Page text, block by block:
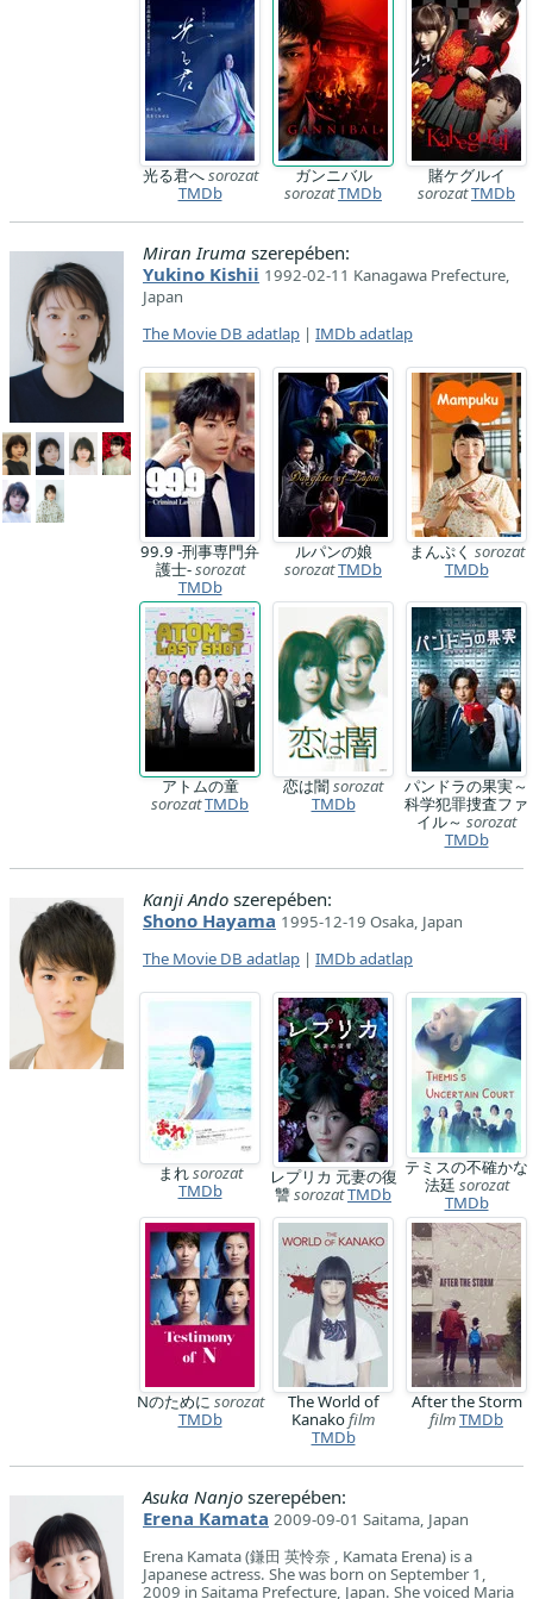
光る君へsorozat
TMDb
ガンニバル
sorozatTMDb
賭ケグルイ
sorozatTMDb
Miran Iruma szerepében:
Yukino Kishii 1992-02-11 Kanagawa Prefecture,
Japan
The Movie DB adatlap | IMDb adatlap
99.9 -刑事専門弁
護士-sorozat
TMDb
ルパンの娘
sorozatTMDb
まんぷく sorozat
TMDb
アトムの童
sorozatTMDb
恋は闇sorozat
TMDb
パンドラの果実～
科学犯罪捜査ファ
イル～ sorozat
TMDb
Kanji Ando szerepében:
Shono Hayama 1995-12-19 Osaka, Japan
The Movie DB adatlap | IMDb adatlap
まれsorozat
TMDb
レプリカ 元妻の復
讐sorozatTMDb
テミスの不確かな
法廷 sorozat
TMDb
Nのために sorozat
TMDb
The World of
Kanakofilm
TMDb
After the Storm
filmTMDb
Asuka Nanjo szerepében:
Erena Kamata 2009-09-01 Saitama, Japan
Erena Kamata (鎌田 英怜奈 , Kamata Erena) is a
Japanese actress. She was born on September 1,
2009 in Saitama Prefecture, Japan. She voiced Maria